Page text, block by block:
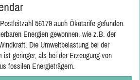
56179 auch Ökotarife gefunden.
Energien gewonnen, wie z.B. der
Die Umweltbelastung bei der
ist geringer, als bei der Erzeugung von
fossilen Energieträgern.